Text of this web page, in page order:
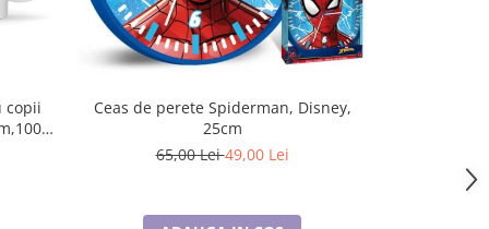
copii
Ceas de perete Spiderman, Disney,
25cm
65,00 Lei49,00 Lei